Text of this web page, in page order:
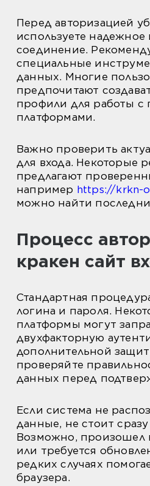
Перед авторизацией
используете надежное
соединение.
специальные
данных. Многие
предпочитают
профили для работы с
платформами.
Важно проверить
для входа. Некоторые
предлагают
например https://krkn-
можно найти
Процесс
кракен сайт
Стандартная
логина и пароля.
платформы могут
двухфакторную
дополнительной
проверяйте
данных перед
Если система не
данные, не стоит
Возможно, произошел
или требуется
редких случаях
браузера.